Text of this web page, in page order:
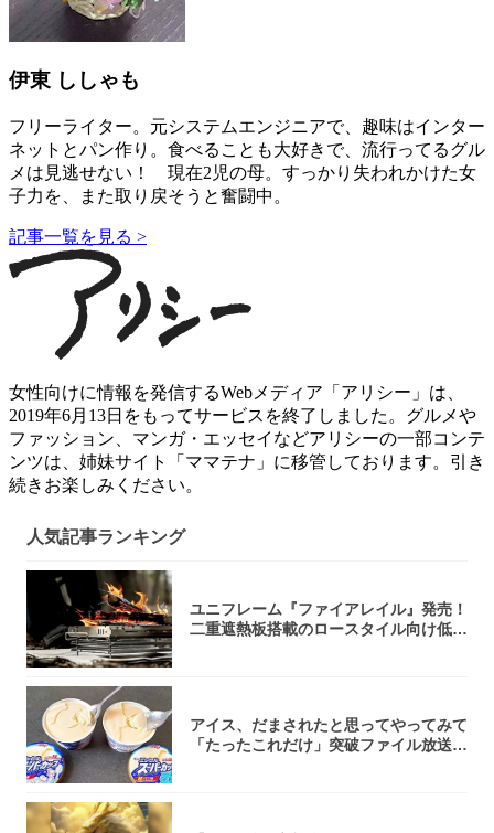
伊東 ししゃも
フリーライター。元システムエンジニアで、趣味はインター
ネットとパン作り。食べることも大好きで、流行ってるグル
メは見逃せない！ 現在2児の母。すっかり失われかけた女
子力を、また取り戻そうと奮闘中。
記事一覧を見る >
女性向けに情報を発信するWebメディア「アリシー」は、
2019年6月13日をもってサービスを終了しました。グルメや
ファッション、マンガ・エッセイなどアリシーの一部コンテ
ンツは、姉妹サイト「ママテナ」に移管しております。引き
続きお楽しみください。
人気記事ランキング
ユニフレーム『ファイアレイル』発売！
二重遮熱板搭載のロースタイル向け低型
アイス、だまされたと思ってやってみて
「たったこれだけ」突破ファイル放送で